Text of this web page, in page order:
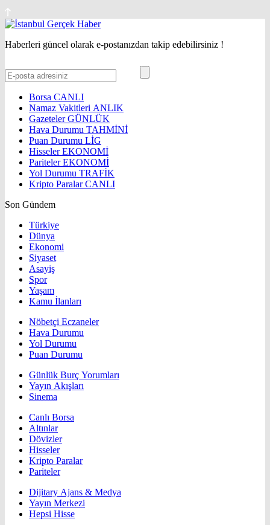
Haberleri güncel olarak e-postanızdan takip edebilirsiniz !
Borsa CANLI
Namaz Vakitleri ANLIK
GazetelerGÜNLÜK
Hava Durumu TAHMİNİ
Puan Durumu LİG
HisselerEKONOMİ
ParitelerEKONOMİ
Yol Durumu TRAFİK
Kripto ParalarCANLI
Son Gündem
Türkiye
Dünya
Ekonomi
Siyaset
Asayiş
Spor
Yaşam
Kamu İlanları
Nöbetçi Eczaneler
Hava Durumu
Yol Durumu
Puan Durumu
Günlük Burç Yorumları
Yayın Akışları
Sinema
Canlı Borsa
Altınlar
Dövizler
Hisseler
Kripto Paralar
Pariteler
Dijitary Ajans & Medya
Yayın Merkezi
Hepsi Hisse